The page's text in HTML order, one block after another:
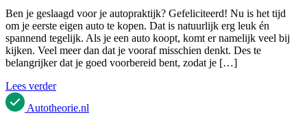
Ben je geslaagd voor je autopraktijk? Gefeliciteerd! Nu is het tijd
om je eerste eigen auto te kopen. Dat is natuurlijk erg leuk én
spannend tegelijk. Als je een auto koopt, komt er namelijk veel bij
kijken. Veel meer dan dat je vooraf misschien denkt. Des te
belangrijker dat je goed voorbereid bent, zodat je […]
Lees verder
Autotheorie.nl